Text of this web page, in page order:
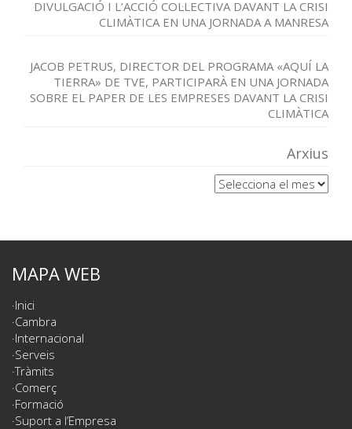
DIVULGACIÓ I L’ACCIÓ COL·LECTIVA DAVANT LA CRISI
CLIMÀTICA EN UNA JORNADA A MANRESA
JACOB PETRUS, DIRECTOR DEL PROGRAMA «AQUÍ LA
TIERRA» DE TVE, PARTICIPARÀ EN UNA JORNADA
SOBRE EL PAPER DE LES EMPRESES DAVANT LA CRISI
CLIMÀTICA
Arxius
Arxius
MAPA WEB
Inici
Cambra
Internacional
Serveis
Tràmits
Comerç
Formació
Suport a l’Empresa